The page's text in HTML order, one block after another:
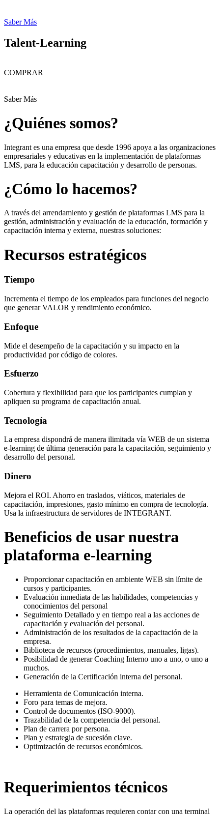
Saber Más
Talent-Learning
COMPRAR
Saber Más
¿Quiénes somos?
Integrant es una empresa que desde 1996 apoya a las organizaciones
empresariales y educativas en la implementación de plataformas
LMS, para la educación capacitación y desarrollo de personas.
¿Cómo lo hacemos?
A través del arrendamiento y gestión de plataformas LMS para la
gestión, administración y evaluación de la educación, formación y
capacitación interna y externa, nuestras soluciones:
Recursos estratégicos
Tiempo
Incrementa el tiempo de los empleados para funciones del negocio
que generar VALOR y rendimiento económico.
Enfoque
Mide el desempeño de la capacitación y su impacto en la
productividad por código de colores.
Esfuerzo
Cobertura y flexibilidad para que los participantes cumplan y
apliquen su programa de capacitación anual.
Tecnología
La empresa dispondrá de manera ilimitada vía WEB de un sistema
e-learning de última generación para la capacitación, seguimiento y
desarrollo del personal.
Dinero
Mejora el ROI. Ahorro en traslados, viáticos, materiales de
capacitación, impresiones, gasto mínimo en compra de tecnología.
Usa la infraestructura de servidores de INTEGRANT.
Beneficios de usar nuestra
plataforma e-learning
Proporcionar capacitación en ambiente WEB sin límite de
cursos y participantes.
Evaluación inmediata de las habilidades, competencias y
conocimientos del personal
Seguimiento Detallado y en tiempo real a las acciones de
capacitación y evaluación del personal.
Administración de los resultados de la capacitación de la
empresa.
Biblioteca de recursos (procedimientos, manuales, ligas).
Posibilidad de generar Coaching Interno uno a uno, o uno a
muchos.
Generación de la Certificación interna del personal.
Herramienta de Comunicación interna.
Foro para temas de mejora.
Control de documentos (ISO-9000).
Trazabilidad de la competencia del personal.
Plan de carrera por persona.
Plan y estrategia de sucesión clave.
Optimización de recursos económicos.
Requerimientos técnicos
La operación del las plataformas requieren contar con una terminal